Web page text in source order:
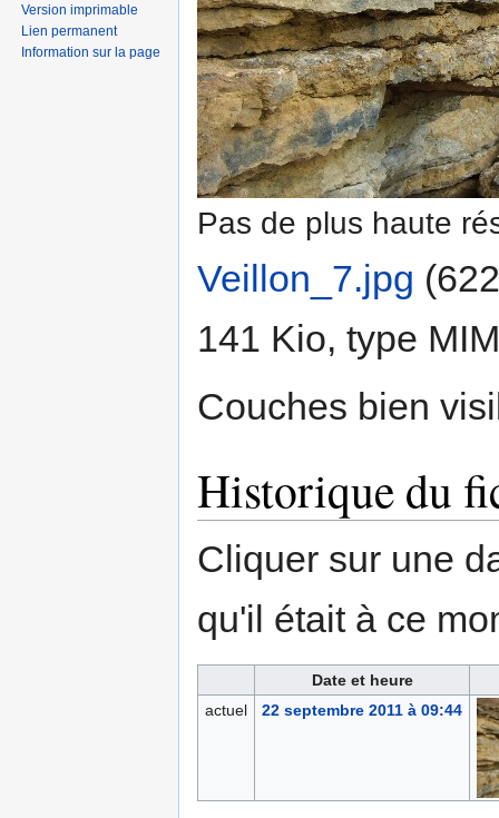
Pas de plus haute
Veillon_7.jpg
141 Kio, type
Couches bien
Historique du
Cliquer sur une
qu'il était à ce
Date et heure
actuel
22 septembre 2011 à 09:44
Version imprimable
Lien permanent
Information sur la page